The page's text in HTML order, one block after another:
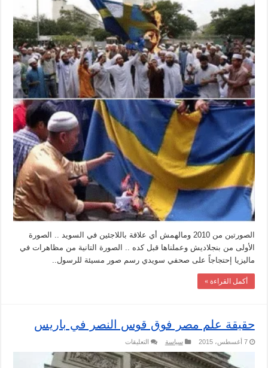
السويد
مغلقة
الصورتين من 2010 ومالهمش أي علاقة باللاجئين في السويد .. الصورة
الأولى من بنجلاديش وعملناها قبل كده .. الصورة التانية من مظاهرات في
ماليزيا إحتجاجاً على صحفي سويدي رسم صور مسيئة للرسول..
أكمل القراءة »
حقيقة علم مصر فوق قوس النصر في باريس
7 أغسطس، 2015 سياسة التعليقات
علم
مصر